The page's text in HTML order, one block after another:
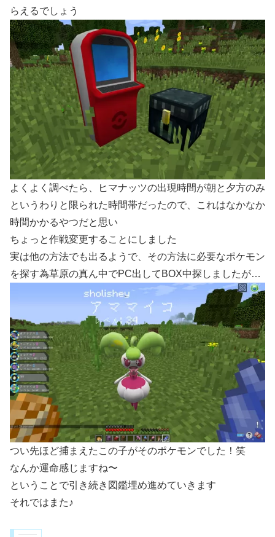
らえるでしょう
よくよく調べたら、ヒマナッツの出現時間が朝と夕方のみ
というわりと限られた時間帯だったので、これはなかなか
時間かかるやつだと思い
ちょっと作戦変更することにしました
実は他の方法でも出るようで、その方法に必要なポケモン
を探す為草原の真ん中でPC出してBOX中探しましたが…
つい先ほど捕まえたこの子がそのポケモンでした！笑
なんか運命感じますね〜
ということで引き続き図鑑埋め進めていきます
それではまた♪